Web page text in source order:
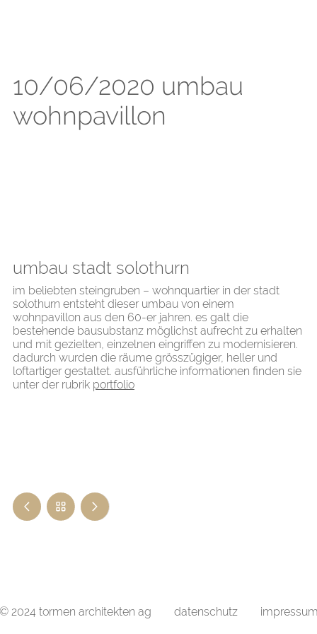
umbau stadt solothurn
im beliebten steingruben – wohnquartier in der stadt
solothurn entsteht dieser umbau von einem
wohnpavillon aus den 60-er jahren. es galt die
bestehende bausubstanz möglichst aufrecht zu erhalten
und mit gezielten, einzelnen eingriffen zu modernisieren.
dadurch wurden die räume grösszügiger, heller und
loftartiger gestaltet. ausführliche informationen finden sie
unter der rubrik portfolio
10/06/2020 umbau
wohnpavillon
2024 tormen architekten ag datenschutz